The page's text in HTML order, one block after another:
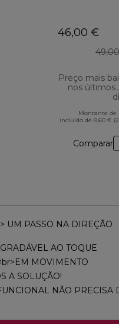
46,00 €
Preço mais
nos últimos
Montante de
incluído de 8,60 €
Comparar
UM PASSO NA DIREÇÃO
AO TOQUE
MOVIMENTO
A SOLUÇÃO!
NÃO PRECISA